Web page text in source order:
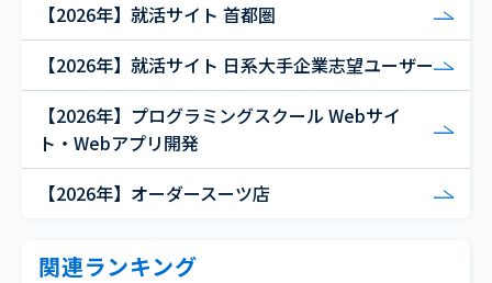
【2026年】就活サイト 首都圏
【2026年】就活サイト 日系大手企業志望ユーザー
【2026年】プログラミングスクール Webサイ
ト・Webアプリ開発
【2026年】オーダースーツ店
関連ランキング